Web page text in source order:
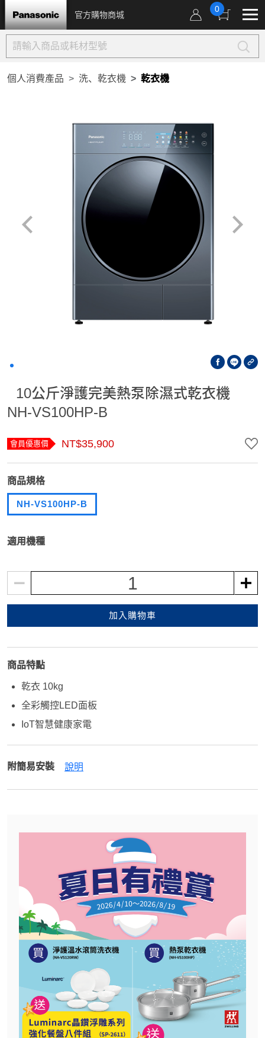
官方購物商城
0
個人消費產品 洗、乾衣機 乾衣機
10公斤淨護完美熱泵除濕式乾衣機
NH-VS100HP-B
會員優惠價 NT$35,900
商品規格
NH-VS100HP-B
適用機種
1
加入購物車
商品特點
乾衣 10kg
全彩觸控LED面板
IoT智慧健康家電
附簡易安裝 說明